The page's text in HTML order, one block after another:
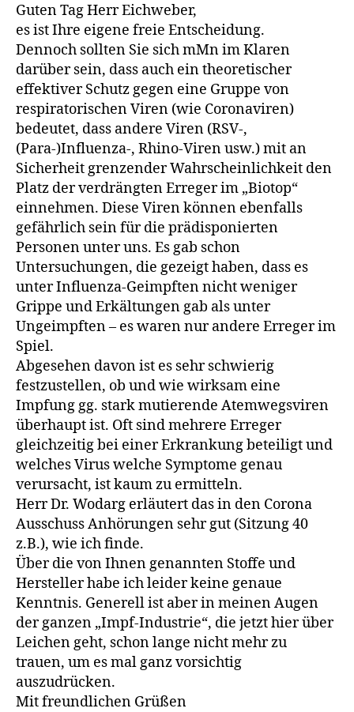
Guten Tag Herr Eichweber,
es ist Ihre eigene freie Entscheidung.
Dennoch sollten Sie sich mMn im Klaren
darüber sein, dass auch ein theoretischer
effektiver Schutz gegen eine Gruppe von
respiratorischen Viren (wie Coronaviren)
bedeutet, dass andere Viren (RSV-,
(Para-)Influenza-, Rhino-Viren usw.) mit an
Sicherheit grenzender Wahrscheinlichkeit den
Platz der verdrängten Erreger im „Biotop“
einnehmen. Diese Viren können ebenfalls
gefährlich sein für die prädisponierten
Personen unter uns. Es gab schon
Untersuchungen, die gezeigt haben, dass es
unter Influenza-Geimpften nicht weniger
Grippe und Erkältungen gab als unter
Ungeimpften – es waren nur andere Erreger im
Spiel.
Abgesehen davon ist es sehr schwierig
festzustellen, ob und wie wirksam eine
Impfung gg. stark mutierende Atemwegsviren
überhaupt ist. Oft sind mehrere Erreger
gleichzeitig bei einer Erkrankung beteiligt und
welches Virus welche Symptome genau
verursacht, ist kaum zu ermitteln.
Herr Dr. Wodarg erläutert das in den Corona
Ausschuss Anhörungen sehr gut (Sitzung 40
z.B.), wie ich finde.
Über die von Ihnen genannten Stoffe und
Hersteller habe ich leider keine genaue
Kenntnis. Generell ist aber in meinen Augen
der ganzen „Impf-Industrie“, die jetzt hier über
Leichen geht, schon lange nicht mehr zu
trauen, um es mal ganz vorsichtig
auszudrücken.
Mit freundlichen Grüßen